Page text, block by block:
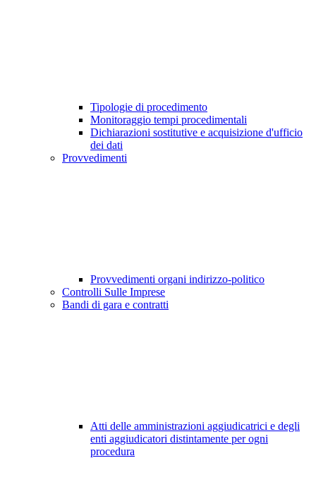
Tipologie di procedimento
Monitoraggio tempi procedimentali
Dichiarazioni sostitutive e acquisizione d'ufficio
dei dati
Provvedimenti
Provvedimenti organi indirizzo-politico
Controlli Sulle Imprese
Bandi di gara e contratti
Atti delle amministrazioni aggiudicatrici e degli
enti aggiudicatori distintamente per ogni
procedura